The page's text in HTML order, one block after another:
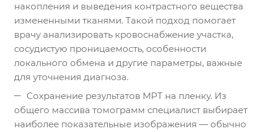
накопления и выведения контрастного вещества
измененными тканями. Такой подход помогает
врачу анализировать кровоснабжение участка,
сосудистую проницаемость, особенности
локального обмена и другие параметры, важные
для уточнения диагноза.
Сохранение результатов МРТ на пленку. Из
общего массива томограмм специалист выбирает
наиболее показательные изображения — обычно